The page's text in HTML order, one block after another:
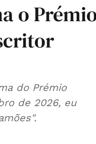
o
do Prémio
de 2026, eu